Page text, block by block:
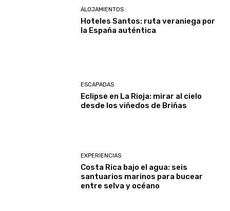
ALOJAMIENTOS
Hoteles Santos: ruta veraniega por
la España auténtica
ESCAPADAS
Eclipse en La Rioja: mirar al cielo
desde los viñedos de Briñas
EXPERIENCIAS
Costa Rica bajo el agua: seis
santuarios marinos para bucear
entre selva y océano